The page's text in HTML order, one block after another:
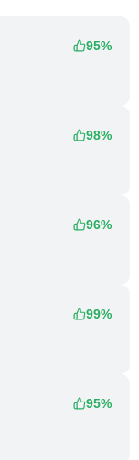
95%
98%
96%
99%
95%